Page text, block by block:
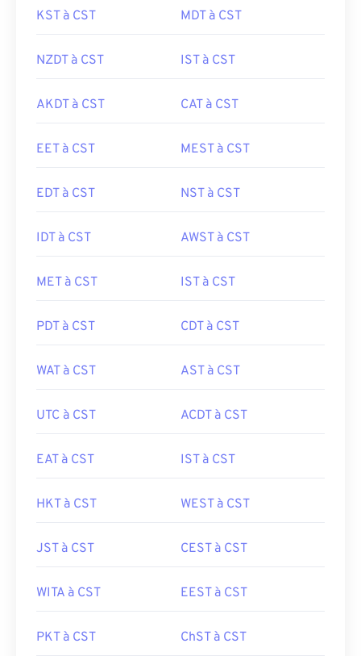
KST à CST MDT à CST
NZDT à CST IST à CST
AKDT à CST CAT à CST
EET à CST MEST à CST
EDT à CST NST à CST
IDT à CST AWST à CST
MET à CST IST à CST
PDT à CST CDT à CST
WAT à CST AST à CST
UTC à CST ACDT à CST
EAT à CST IST à CST
HKT à CST WEST à CST
JST à CST CEST à CST
WITA à CST EEST à CST
PKT à CST ChST à CST